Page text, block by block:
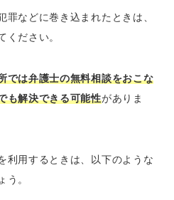
婚問題の無料法律相談を
労働問題の無料法律相談を
通事故の無料法律相談を
などに巻き込まれたときは、
ください。
では弁護士の無料相談をおこな
も解決できる可能性がありま
利用するときは、以下のような
う。